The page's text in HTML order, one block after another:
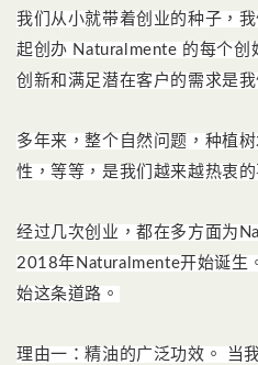
我们从小就带着创业的种子，
起创办 Naturalmente 的每个创
创新和满足潜在客户的需求是
多年来，整个自然问题，种植
性，等等，是我们越来越热衷的
经过几次创业，都在多方面为
2018年Naturalmente开始诞生
始这条道路。
理由一：精油的广泛功效。
当